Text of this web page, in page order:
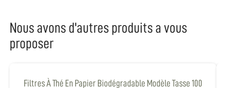
Nous avons d'autres produits a vous
proposer
Filtres À Thé En Papier Biodégradable Modèle Tasse 100